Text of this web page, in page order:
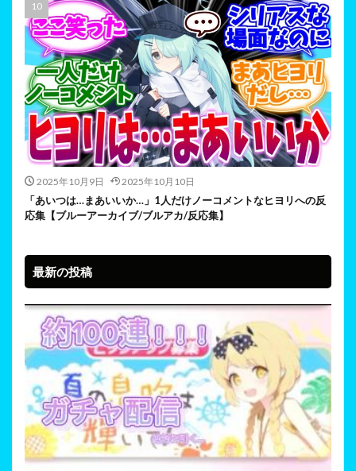
2025年10月9日 2025年10月10日
「あいつは…まあいいか…」1人だけノーコメントなヒヨリへの反
応集【ブルーアーカイブ/ブルアカ/反応集】
最新の投稿